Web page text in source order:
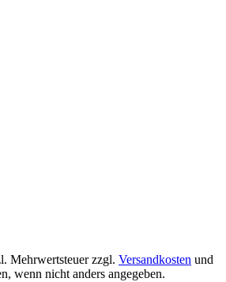
Mehrwertsteuer zzgl. Versandkosten und
wenn nicht anders angegeben.